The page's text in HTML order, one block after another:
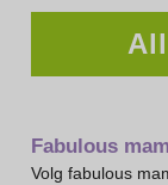
Fabulous
Volg fabulous